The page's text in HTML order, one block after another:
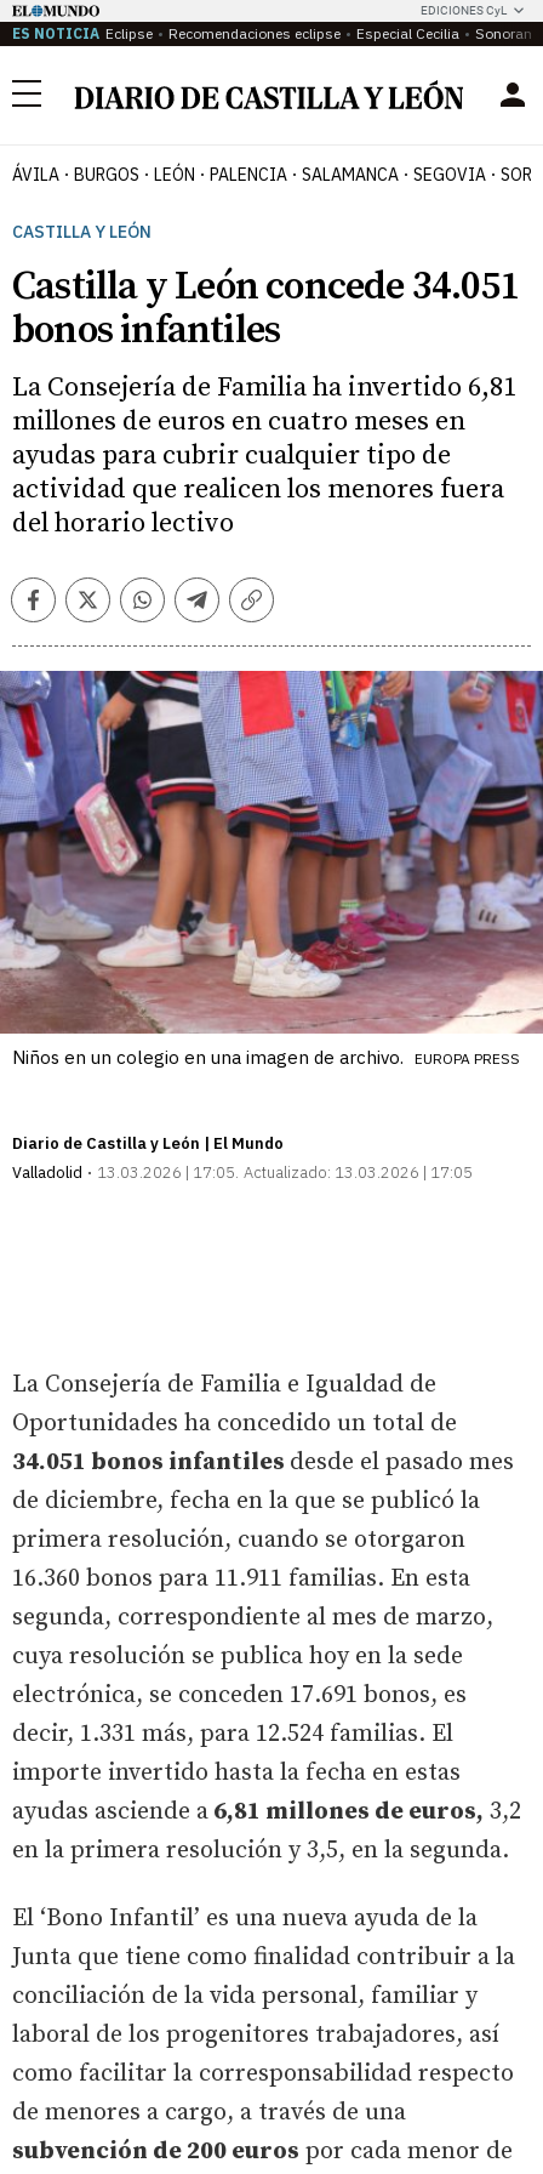
EDICIONES CyL
ES NOTICIA Eclipse Recomendaciones eclipse Especial Cecilia
Menú
ÁVILA BURGOS LEÓN PALENCIA SALAMANCA SEGOVIA
CASTILLA Y LEÓN
Castilla y León concede 34.051
bonos infantiles
La Consejería de Familia ha invertido 6,81
millones de euros en cuatro meses en
ayudas para cubrir cualquier tipo de
actividad que realicen los menores fuera
del horario lectivo
FacebookTwitterWhatsappTelegramCopiar
Niños en un colegio en una imagen de archivo. EUROPA PRESS
Diario de Castilla y León | El Mundo
Valladolid
13.03.2026 | 17:05 Actualizado: 13.03.2026 | 17:05
La Consejería de Familia e Igualdad de
Oportunidades ha concedido un total de
34.051 bonos infantiles desde el pasado mes
de diciembre, fecha en la que se publicó la
primera resolución, cuando se otorgaron
16.360 bonos para 11.911 familias. En esta
segunda, correspondiente al mes de marzo,
cuya resolución se publica hoy en la sede
electrónica, se conceden 17.691 bonos, es
decir, 1.331 más, para 12.524 familias. El
importe invertido hasta la fecha en estas
ayudas asciende a 6,81 millones de euros, 3,2
en la primera resolución y 3,5, en la segunda.
El ‘Bono Infantil’ es una nueva ayuda de la
Junta que tiene como finalidad contribuir a la
conciliación de la vida personal, familiar y
laboral de los progenitores trabajadores, así
como facilitar la corresponsabilidad respecto
de menores a cargo, a través de una
subvención de 200 euros por cada menor de